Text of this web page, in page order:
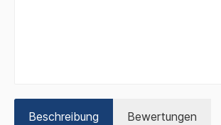
Beschreibung Bewertungen